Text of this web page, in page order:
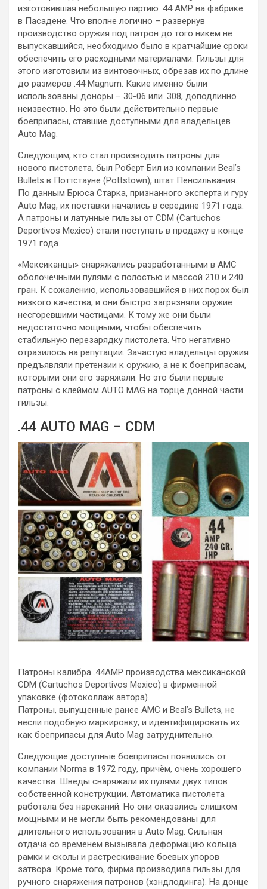
изготовившая небольшую партию .44 АМР на фабрике
в Пасадене. Что вполне логично – развернув
производство оружия под патрон до того никем не
выпускавшийся, необходимо было в кратчайшие сроки
обеспечить его расходными материалами. Гильзы для
этого изготовили из винтовочных, обрезав их по длине
до размеров .44 Magnum. Какие именно были
использованы доноры – 30-06 или .308, доподлинно
неизвестно. Но это были действительно первые
боеприпасы, ставшие доступными для владельцев
Auto Mag.
Следующим, кто стал производить патроны для
нового пистолета, был Роберт Бил из компании Beal’s
Bullets в Поттстауне (Pottstown), штат Пенсильвания.
По данным Брюса Старка, признанного эксперта и гуру
Auto Mag, их поставки начались в середине 1971 года.
А патроны и латунные гильзы от CDM (Cartuchos
Deportivos Mexico) стали поступать в продажу в конце
1971 года.
«Мексиканцы» снаряжались разработанными в АМС
оболочечными пулями с полостью и массой 210 и 240
гран. К сожалению, использовавшийся в них порох был
низкого качества, и они быстро загрязняли оружие
несгоревшими частицами. К тому же они были
недостаточно мощными, чтобы обеспечить
стабильную перезарядку пистолета. Что негативно
отразилось на репутации. Зачастую владельцы оружия
предъявляли претензии к оружию, а не к боеприпасам,
которыми они его заряжали. Но это были первые
патроны с клеймом AUTO MAG на торце донной части
гильзы.
.44 AUTO MAG – CDM
Патроны калибра .44АМР производства мексиканской
CDM (Cartuchos Deportivos Mexico) в фирменной
упаковке (фотоколлаж автора).
Патроны, выпущенные ранее АМС и Beal’s Bullets, не
несли подобную маркировку, и идентифицировать их
как боеприпасы для Auto Mag затруднительно.
Следующие доступные боеприпасы появились от
компании Norma в 1972 году, причём, очень хорошего
качества. Шведы снаряжали их пулями двух типов
собственной конструкции. Автоматика пистолета
работала без нареканий. Но они оказались слишком
мощными и не могли быть рекомендованы для
длительного использования в Auto Mag. Сильная
отдача со временем вызывала деформацию кольца
рамки и сколы и растрескивание боевых упоров
затвора. Кроме того, фирма производила гильзы для
ручного снаряжения патронов (хэндлодинга). На донце